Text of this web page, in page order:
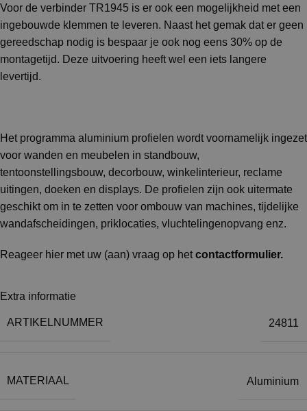
Voor de verbinder TR1945 is er ook een mogelijkheid met een
ingebouwde klemmen te leveren. Naast het gemak dat er geen
gereedschap nodig is bespaar je ook nog eens 30% op de
montagetijd. Deze uitvoering heeft wel een iets langere
levertijd.
Het programma aluminium profielen wordt voornamelijk ingezet
voor wanden en meubelen in standbouw,
tentoonstellingsbouw, decorbouw, winkelinterieur, reclame
uitingen, doeken en displays. De profielen zijn ook uitermate
geschikt om in te zetten voor ombouw van machines, tijdelijke
wandafscheidingen, priklocaties, vluchtelingenopvang enz.
Reageer hier met uw (aan) vraag op hetcontactformulier.
Extra informatie
ARTIKELNUMMER 24811
MATERIAAL Aluminium